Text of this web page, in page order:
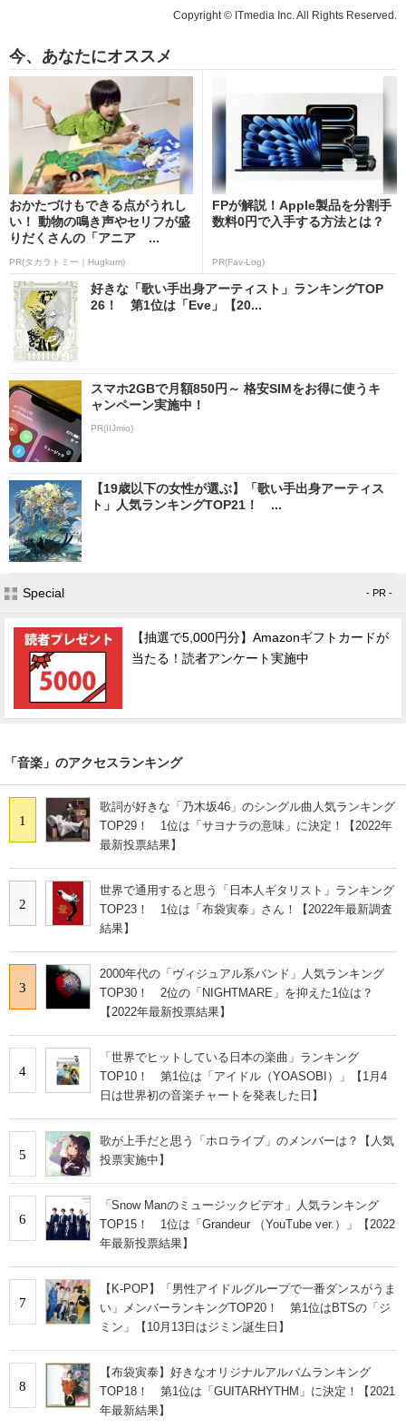
Copyright © ITmedia Inc. All Rights Reserved.
今、あなたにオススメ
おかたづけもできる点がうれし
い！ 動物の鳴き声やセリフが盛
りだくさんの「アニア ...
PR(タカラトミー｜Hugkum)
FPが解説！Apple製品を分割手
数料0円で入手する方法とは？
PR(Fav-Log)
好きな「歌い手出身アーティスト」ランキングTOP
26！ 第1位は「Eve」【20...
スマホ2GBで月額850円～ 格安SIMをお得に使うキ
ャンペーン実施中！
PR(IIJmio)
【19歳以下の女性が選ぶ】「歌い手出身アーティス
ト」人気ランキングTOP21！ ...
Special - PR -
【抽選で5,000円分】Amazonギフトカードが
当たる！読者アンケート実施中
「音楽」のアクセスランキング
1
歌詞が好きな「乃木坂46」のシングル曲人気ランキング
TOP29！ 1位は「サヨナラの意味」に決定！【2022年
最新投票結果】
2
世界で通用すると思う「日本人ギタリスト」ランキング
TOP23！ 1位は「布袋寅泰」さん！【2022年最新調査
結果】
3
2000年代の「ヴィジュアル系バンド」人気ランキング
TOP30！ 2位の「NIGHTMARE」を抑えた1位は？
【2022年最新投票結果】
4
「世界でヒットしている日本の楽曲」ランキング
TOP10！ 第1位は「アイドル（YOASOBI）」【1月4
日は世界初の音楽チャートを発表した日】
5
歌が上手だと思う「ホロライブ」のメンバーは？【人気
投票実施中】
6
「Snow Manのミュージックビデオ」人気ランキング
TOP15！ 1位は「Grandeur （YouTube ver.）」【2022
年最新投票結果】
7
【K-POP】「男性アイドルグループで一番ダンスがうま
い」メンバーランキングTOP20！ 第1位はBTSの「ジ
ミン」【10月13日はジミン誕生日】
8
【布袋寅泰】好きなオリジナルアルバムランキング
TOP18！ 第1位は「GUITARHYTHM」に決定！【2021
年最新結果】